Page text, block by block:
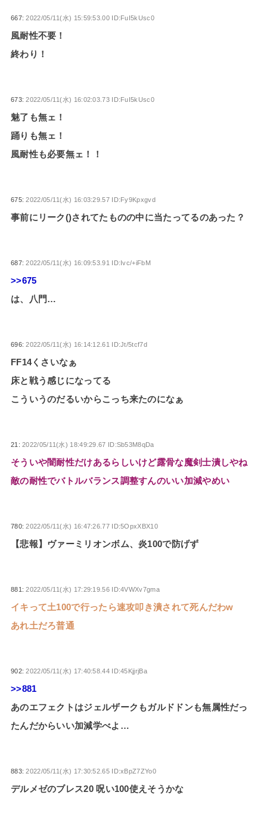
667:2022/05/11(水) 15:59:53.00 ID:FuI5kUsc0
風耐性不要！
終わり！
673:2022/05/11(水) 16:02:03.73 ID:FuI5kUsc0
魅了も無ェ！
踊りも無ェ！
風耐性も必要無ェ！！
675:2022/05/11(水) 16:03:29.57 ID:Fy9Kpxgvd
事前にリーク()されてたものの中に当たってるのあった？
687:2022/05/11(水) 16:09:53.91 ID:Ivc/+iFbM
>>675
は、八門…
696:2022/05/11(水) 16:14:12.61 ID:Jt/5tcf7d
FF14くさいなぁ
床と戦う感じになってる
こういうのだるいからこっち来たのになぁ
21:2022/05/11(水) 18:49:29.67 ID:Sb53M8qDa
そういや闇耐性だけあるらしいけど露骨な魔剣士潰しやね
敵の耐性でバトルバランス調整すんのいい加減やめい
780:2022/05/11(水) 16:47:26.77 ID:5OpxXBX10
【悲報】ヴァーミリオンボム、炎100で防げず
881:2022/05/11(水) 17:29:19.56 ID:4VWXv7gma
イキって土100で行ったら速攻叩き潰されて死んだわw
あれ土だろ普通
902:2022/05/11(水) 17:40:58.44 ID:45KjjrjBa
>>881
あのエフェクトはジェルザークもガルドドンも無属性だっ
たんだからいい加減学べよ…
883:2022/05/11(水) 17:30:52.65 ID:xBpZ7ZYo0
デルメゼのブレス20 呪い100使えそうかな